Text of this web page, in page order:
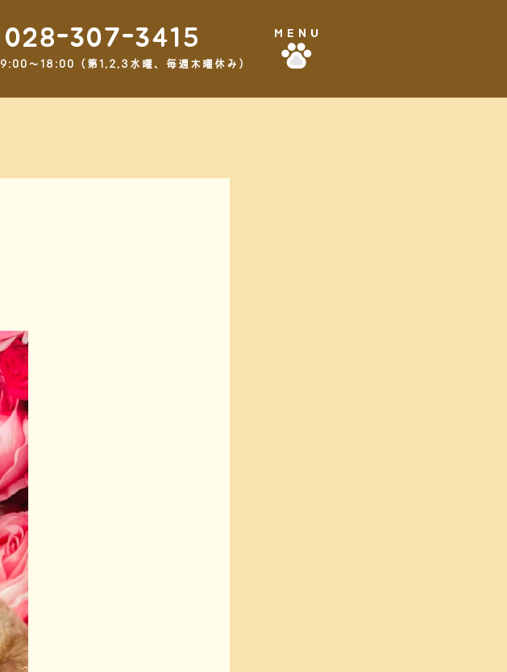
028-307-3415
9:00～18:00（第1,2,3水曜、毎週木曜休み）
MENU